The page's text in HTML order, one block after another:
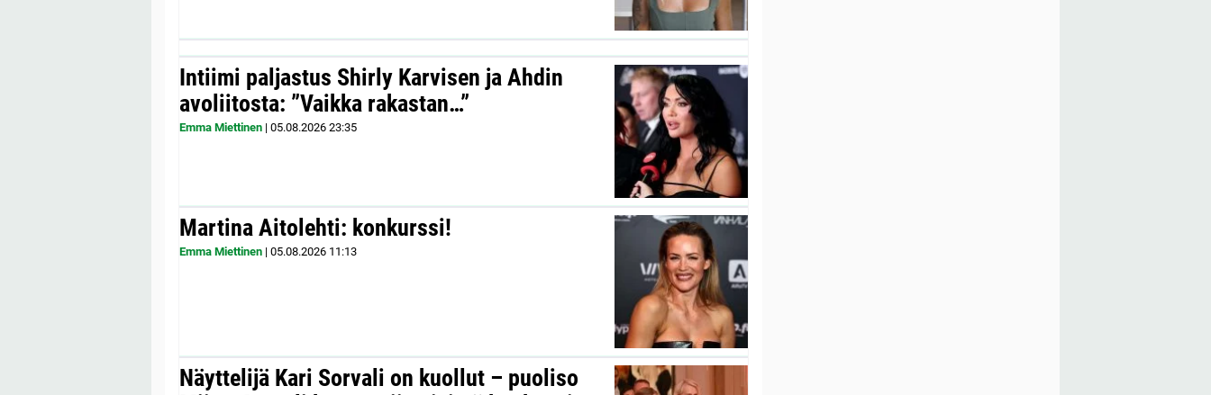
Intiimi paljastus Shirly Karvisen ja Ahdin
avoliitosta: ”Vaikka rakastan…”
Emma Miettinen | 05.08.2026 23:35
Martina Aitolehti: konkurssi!
Emma Miettinen | 05.08.2026 11:13
Näyttelijä Kari Sorvali on kuollut – puoliso